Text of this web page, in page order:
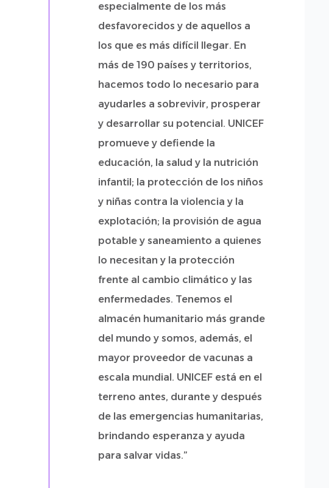
especialmente de los más
desfavorecidos y de aquellos a
los que es más difícil llegar. En
más de 190 países y territorios,
hacemos todo lo necesario para
ayudarles a sobrevivir, prosperar
y desarrollar su potencial. UNICEF
promueve y defiende la
educación, la salud y la nutrición
infantil; la protección de los niños
y niñas contra la violencia y la
explotación; la provisión de agua
potable y saneamiento a quienes
lo necesitan y la protección
frente al cambio climático y las
enfermedades. Tenemos el
almacén humanitario más grande
del mundo y somos, además, el
mayor proveedor de vacunas a
escala mundial. UNICEF está en el
terreno antes, durante y después
de las emergencias humanitarias,
brindando esperanza y ayuda
para salvar vidas.”